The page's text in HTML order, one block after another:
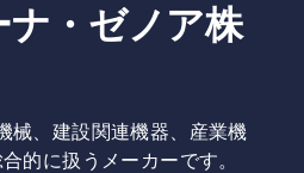
・ゼノア株
械、建設関連機器、産業機
的に扱うメーカーです。